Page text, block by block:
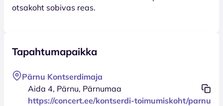
otsakoht sobivas reas.
Tapahtumapaikka
Pärnu Kontserdimaja
Aida 4, Pärnu, Pärnumaa
https://concert.ee/kontserdi-toimumiskoht/parnu